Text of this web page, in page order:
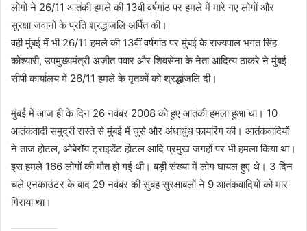
लोगों ने 26/11 आतंकी हमले की 13वीं वर्षगांठ पर हमले में मारे गए लोगों और
सुरक्षा जवानों के प्रति श्रद्धांजलि अर्पित की।
वही मुंबई में भी 26/11 हमले की 13वीं वर्षगांठ पर मुंबई के राज्यपाल भगत सिंह
कोश्यारी, उपमुख्यमंत्री अजीत पवार और शिवसेना के नेता आदित्य ठाकरे ने मुंबई
सीपी कार्यालय में 26/11 हमले के मृतकों को श्रद्धांजलि दी।
मुंबई में आज ही के दिन 26 नवंबर 2008 को हुए आतंकी हमला हुआ था। 10
आतंकवादी समुद्री रास्ते से मुंबई में घुसे और अंधाधुंध फायरिंग की। आतंकवादियों
ने ताज होटल, ओबेरॉय ट्राइडेंट होटल आदि प्रमुख जगहों पर भी हमला किया था।
इस हमले 166 लोगों की मौत हो गई थी। बड़ी संख्या में लोग घायल हुए थे। 3 दिन
चले एनकाउंटर के बाद 29 नवंबर की सुबह सुरक्षाबलों ने 9 आतंकवादियों को मार
गिराया था।